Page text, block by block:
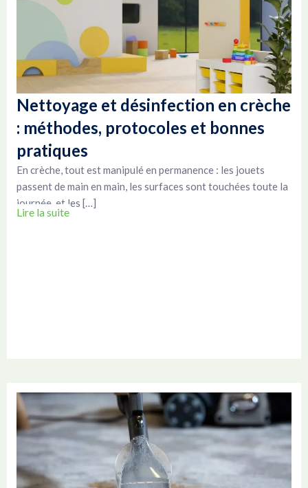
Nettoyage et désinfection en crèche
: méthodes, protocoles et bonnes
pratiques
En crèche, tout est manipulé en permanence : les jouets
passent de main en main, les surfaces sont touchées toute la
journée, et les […]
Lire la suite